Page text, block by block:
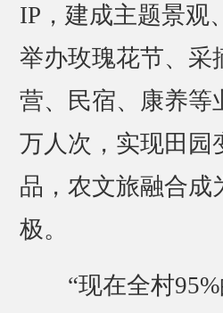
IP，建成主题景观
举办玫瑰花节、采
营、民宿、康养等
万人次，实现田园
品，农文旅融合成
极。
“现在全村95%